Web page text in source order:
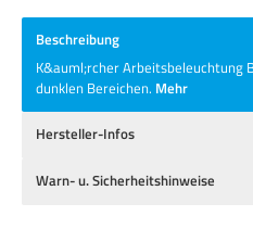
Beschreibung
K&auml;rcher Arbeitsbeleuchtung
dunklen Bereichen. Mehr
Hersteller-Infos
Warn- u. Sicherheitshinweise